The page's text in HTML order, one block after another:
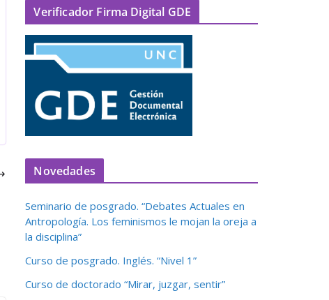
Verificador Firma Digital GDE
Novedades
Seminario de posgrado. “Debates Actuales en
Antropología. Los feminismos le mojan la oreja a
la disciplina”
Curso de posgrado. Inglés. “Nivel 1”
Curso de doctorado “Mirar, juzgar, sentir”